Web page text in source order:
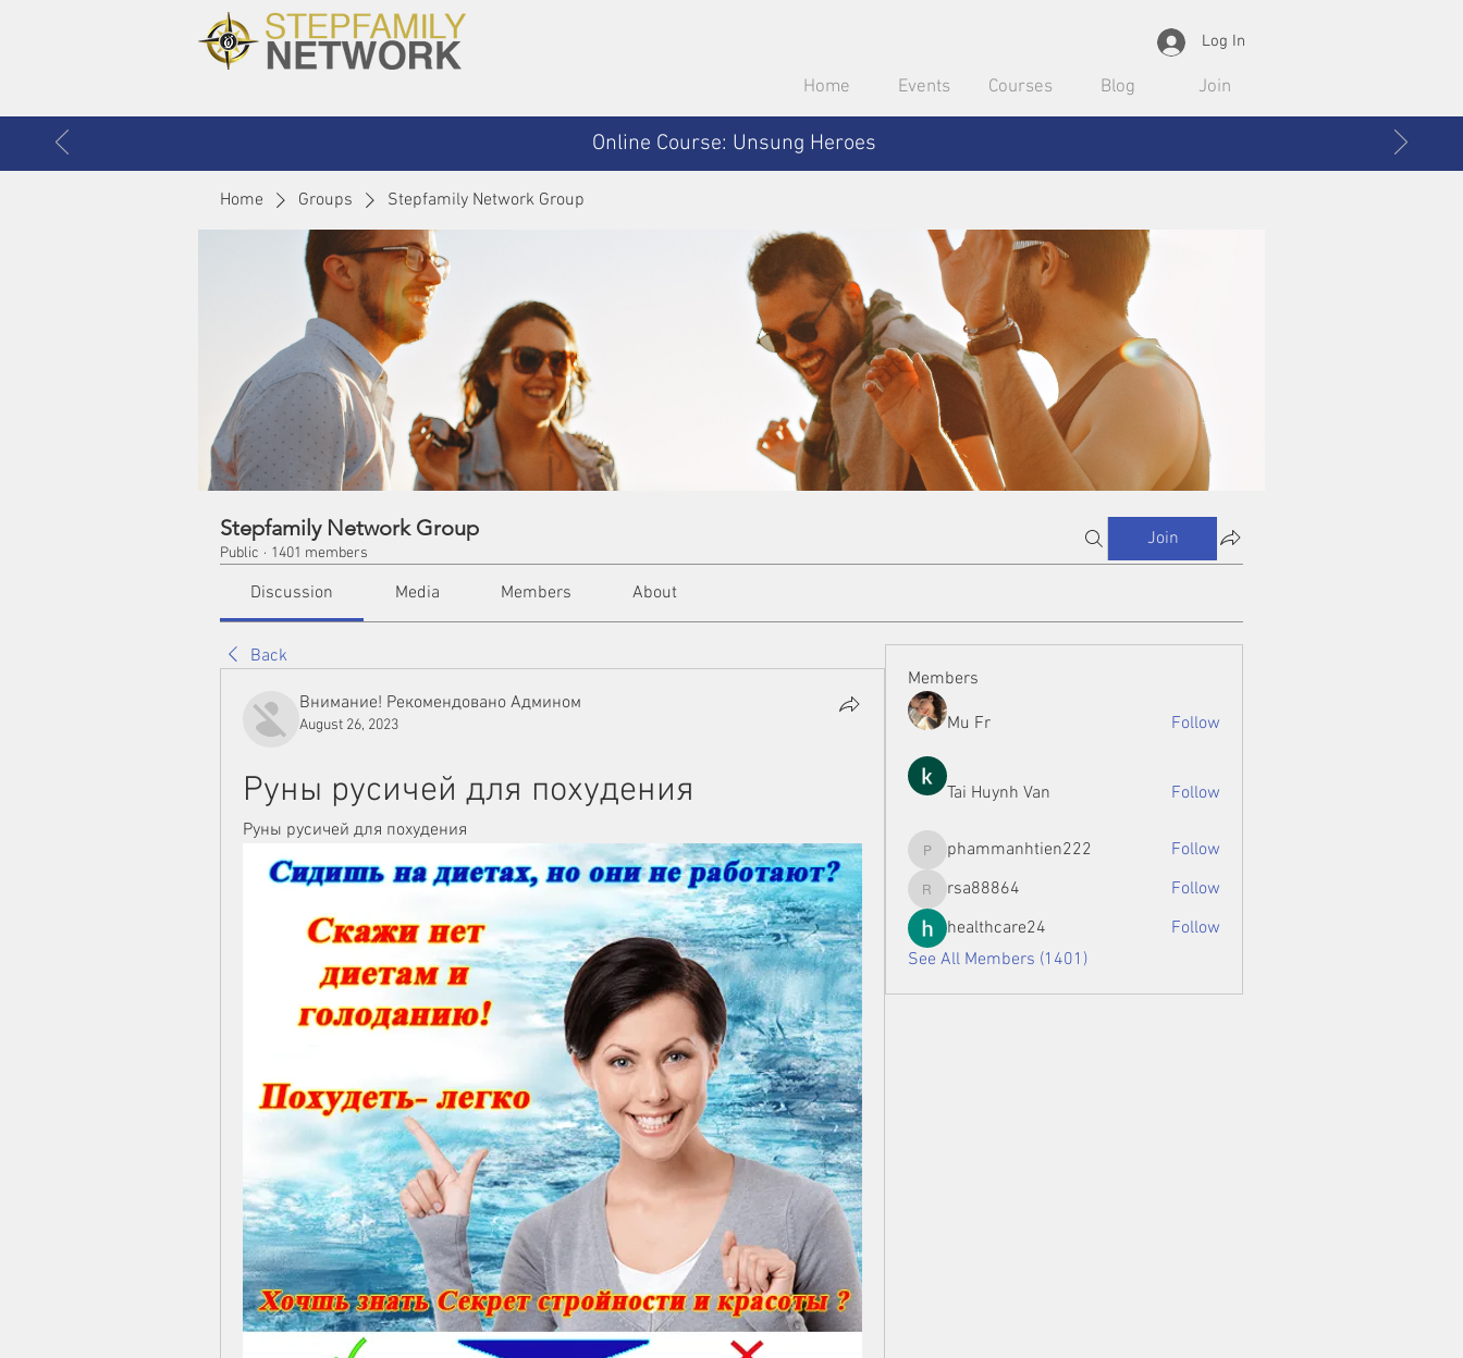
Log In
Home Events Courses Blog Join
Online Course: Unsung Heroes
Home Groups Stepfamily Network Group
Stepfamily Network Group
Public · 1401 members
Join
Discussion Media Members About
Back
Внимание! Рекомендовано Админом
August 26, 2023
Руны русичей для похудения
Руны русичей для похудения
Members
Mu Fr Follow
Tai Huynh Van Follow
phammanhtien222
phammanhtien222 Follow
rsa88864
rsa88864
Follow
healthcare24
Follow
See All Members (1401)